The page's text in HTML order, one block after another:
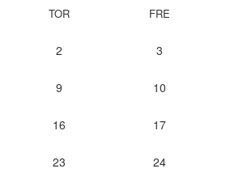
TOR FRE
2 3
9 10
16 17
23 24